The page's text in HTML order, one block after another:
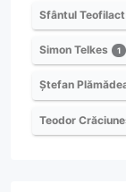
Sfântul
Simon Telkes 1
Ștefan
Teodor